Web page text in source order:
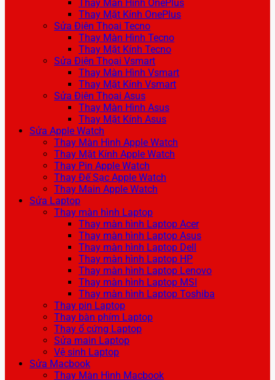
Thay Màn Hình OnePlus
Thay Mặt Kính OnePlus
Sửa Điện Thoại Tecno
Thay Màn Hình Tecno
Thay Mặt Kính Tecno
Sửa Điện Thoại Vsmart
Thay Màn Hình Vsmart
Thay Mặt Kính Vsmart
Sửa Điện Thoại Asus
Thay Màn Hình Asus
Thay Mặt Kính Asus
Sửa Apple Watch
Thay Màn Hình Apple Watch
Thay Mặt Kính Apple Watch
Thay Pin Apple Watch
Thay Đế Sạc Apple Watch
Thay Main Apple Watch
Sửa Laptop
Thay màn hình Laptop
Thay màn hình Laptop Acer
Thay màn hình Laptop Asus
Thay màn hình Laptop Dell
Thay màn hình Laptop HP
Thay màn hình Laptop Lenovo
Thay màn hình Laptop MSI
Thay màn hình Laptop Toshiba
Thay pin Laptop
Thay bàn phím Laptop
Thay ổ cứng Laptop
Sửa main Laptop
Vệ sinh Laptop
Sửa Macbook
Thay Màn Hình Macbook